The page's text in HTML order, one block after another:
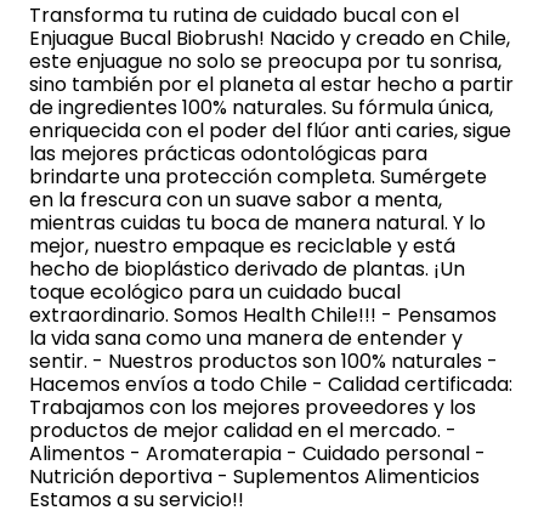
Transforma tu rutina de cuidado bucal con el
Enjuague Bucal Biobrush! Nacido y creado en Chile,
este enjuague no solo se preocupa por tu sonrisa,
sino también por el planeta al estar hecho a partir
de ingredientes 100% naturales. Su fórmula única,
enriquecida con el poder del flúor anti caries, sigue
las mejores prácticas odontológicas para
brindarte una protección completa. Sumérgete
en la frescura con un suave sabor a menta,
mientras cuidas tu boca de manera natural. Y lo
mejor, nuestro empaque es reciclable y está
hecho de bioplástico derivado de plantas. ¡Un
toque ecológico para un cuidado bucal
extraordinario. Somos Health Chile!!! - Pensamos
la vida sana como una manera de entender y
sentir. - Nuestros productos son 100% naturales -
Hacemos envíos a todo Chile - Calidad certificada:
Trabajamos con los mejores proveedores y los
productos de mejor calidad en el mercado. -
Alimentos - Aromaterapia - Cuidado personal -
Nutrición deportiva - Suplementos Alimenticios
Estamos a su servicio!!